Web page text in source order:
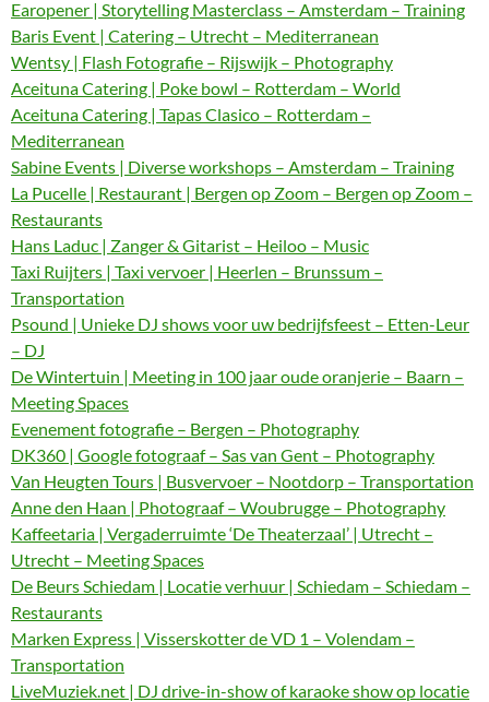
Earopener | Storytelling Masterclass – Amsterdam – Training
Baris Event | Catering – Utrecht – Mediterranean
Wentsy | Flash Fotografie – Rijswijk – Photography
Aceituna Catering | Poke bowl – Rotterdam – World
Aceituna Catering | Tapas Clasico – Rotterdam –
Mediterranean
Sabine Events | Diverse workshops – Amsterdam – Training
La Pucelle | Restaurant | Bergen op Zoom – Bergen op Zoom –
Restaurants
Hans Laduc | Zanger & Gitarist – Heiloo – Music
Taxi Ruijters | Taxi vervoer | Heerlen – Brunssum –
Transportation
Psound | Unieke DJ shows voor uw bedrijfsfeest – Etten-Leur
– DJ
De Wintertuin | Meeting in 100 jaar oude oranjerie – Baarn –
Meeting Spaces
Evenement fotografie – Bergen – Photography
DK360 | Google fotograaf – Sas van Gent – Photography
Van Heugten Tours | Busvervoer – Nootdorp – Transportation
Anne den Haan | Photograaf – Woubrugge – Photography
Kaffeetaria | Vergaderruimte ‘De Theaterzaal’ | Utrecht –
Utrecht – Meeting Spaces
De Beurs Schiedam | Locatie verhuur | Schiedam – Schiedam –
Restaurants
Marken Express | Visserskotter de VD 1 – Volendam –
Transportation
LiveMuziek.net | DJ drive-in-show of karaoke show op locatie